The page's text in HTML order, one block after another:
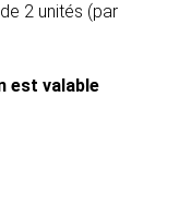
2 unités (par
est valable